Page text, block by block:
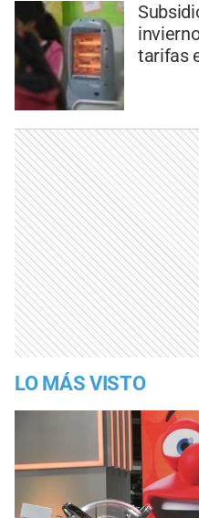
tarifas
LO MÁS VISTO